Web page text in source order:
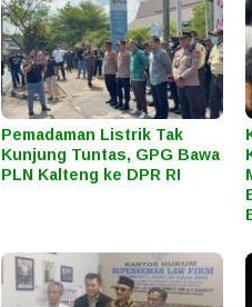
Pemadaman Listrik Tak
Kunjung Tuntas, GPG Bawa
PLN Kalteng ke DPR RI